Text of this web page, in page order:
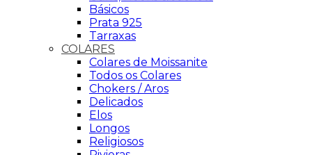
Básicos
Prata 925
Tarraxas
COLARES
Colares de Moissanite
Todos os Colares
Chokers / Aros
Delicados
Elos
Longos
Religiosos